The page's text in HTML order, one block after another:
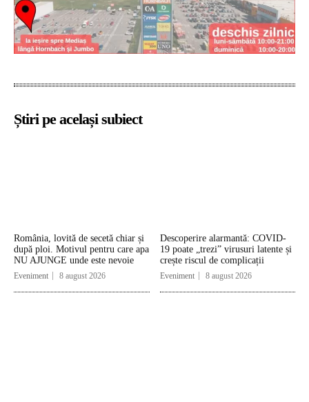
Știri pe același subiect
România, lovită de secetă chiar și
după ploi. Motivul pentru care apa
NU AJUNGE unde este nevoie
Eveniment 8 august 2026
Descoperire alarmantă: COVID-
19 poate „trezi” virusuri latente și
crește riscul de complicații
Eveniment 8 august 2026